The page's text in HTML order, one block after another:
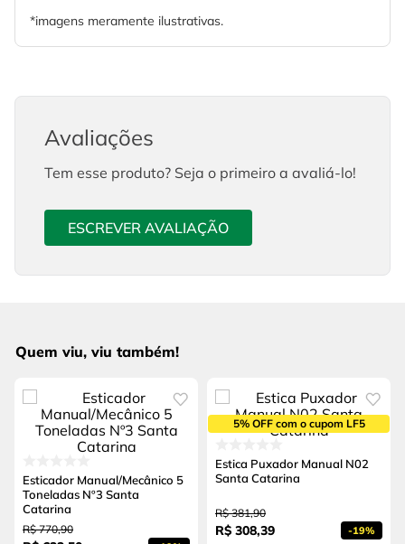
*imagens meramente ilustrativas.
Avaliações
Tem esse produto? Seja o primeiro a avaliá-lo!
ESCREVER AVALIAÇÃO
Quem viu, viu também!
Esticador Manual/Mecânico 5
Toneladas Nº3 Santa
Catarina
R$ 770,90
5% OFF com o cupom LF5
Estica Puxador Manual N02
Santa Catarina
R$ 381,90
R$ 308,39 -19%